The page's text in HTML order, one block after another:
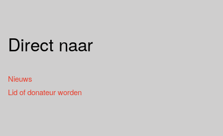
Direct naar
Nieuws
Lid of donateur worden